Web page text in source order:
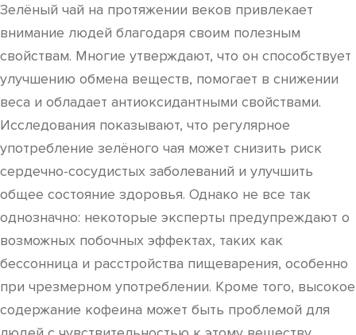
Зелёный чай на протяжении веков привлекает
внимание людей благодаря своим полезным
свойствам. Многие утверждают, что он способствует
улучшению обмена веществ, помогает в снижении
веса и обладает антиоксидантными свойствами.
Исследования показывают, что регулярное
употребление зелёного чая может снизить риск
сердечно-сосудистых заболеваний и улучшить
общее состояние здоровья. Однако не все так
однозначно: некоторые эксперты предупреждают о
возможных побочных эффектах, таких как
бессонница и расстройства пищеварения, особенно
при чрезмерном употреблении. Кроме того, высокое
содержание кофеина может быть проблемой для